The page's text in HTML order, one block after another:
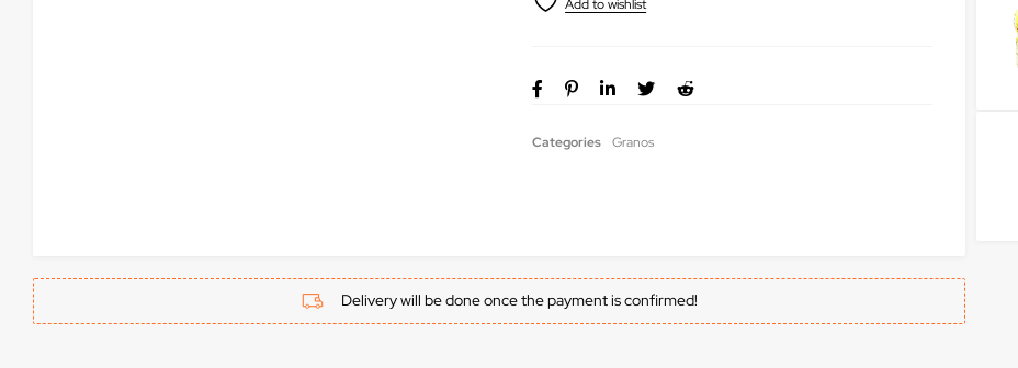
Categories Granos
Delivery will be done once the payment is confirmed!